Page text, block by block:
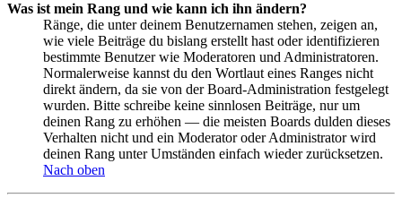
Was ist mein Rang und wie kann ich ihn ändern?
Ränge, die unter deinem Benutzernamen stehen, zeigen an,
wie viele Beiträge du bislang erstellt hast oder identifizieren
bestimmte Benutzer wie Moderatoren und Administratoren.
Normalerweise kannst du den Wortlaut eines Ranges nicht
direkt ändern, da sie von der Board-Administration festgelegt
wurden. Bitte schreibe keine sinnlosen Beiträge, nur um
deinen Rang zu erhöhen — die meisten Boards dulden dieses
Verhalten nicht und ein Moderator oder Administrator wird
deinen Rang unter Umständen einfach wieder zurücksetzen.
Nach oben